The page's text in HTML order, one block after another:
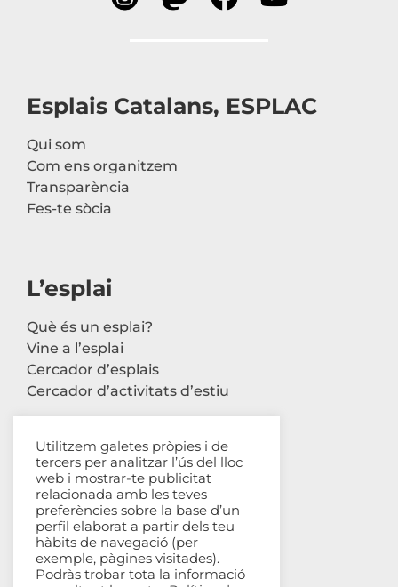
Esplais Catalans, ESPLAC
Qui som
Com ens organitzem
Transparència
Fes-te sòcia
L’esplai
Què és un esplai?
Vine a l’esplai
Cercador d’esplais
Cercador d’activitats d’estiu
Contacte
Carrer Avinyó, 44 2n
08002 Barcelona
93 302 61 03
esplac@esplac.cat
Utilitzem galetes pròpies i de
tercers per analitzar l’ús del lloc
web i mostrar-te publicitat
relacionada amb les teves
preferències sobre la base d’un
perfil elaborat a partir dels teu
hàbits de navegació (per
exemple, pàgines visitades).
Podràs trobar tota la informació